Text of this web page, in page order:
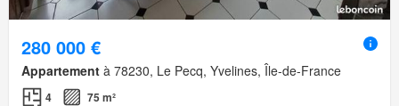
280 000 €
Appartement à 78230, Le Pecq, Yvelines, Île-de-France
4 75 m²